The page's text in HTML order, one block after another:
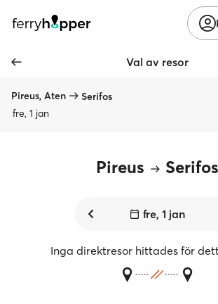
Val av resor
Pireus, Aten
Serifos
fre, 1 jan
Pireus Serifos
fre, 1 jan
Inga direktresor hittades för